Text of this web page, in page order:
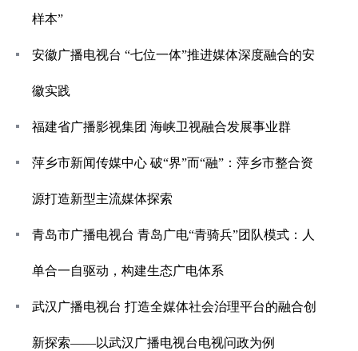
样本”
安徽广播电视台 “七位一体”推进媒体深度融合的安
徽实践
福建省广播影视集团 海峡卫视融合发展事业群
萍乡市新闻传媒中心 破“界”而“融”：萍乡市整合资
源打造新型主流媒体探索
青岛市广播电视台 青岛广电“青骑兵”团队模式：人
单合一自驱动，构建生态广电体系
武汉广播电视台 打造全媒体社会治理平台的融合创
新探索——以武汉广播电视台电视问政为例